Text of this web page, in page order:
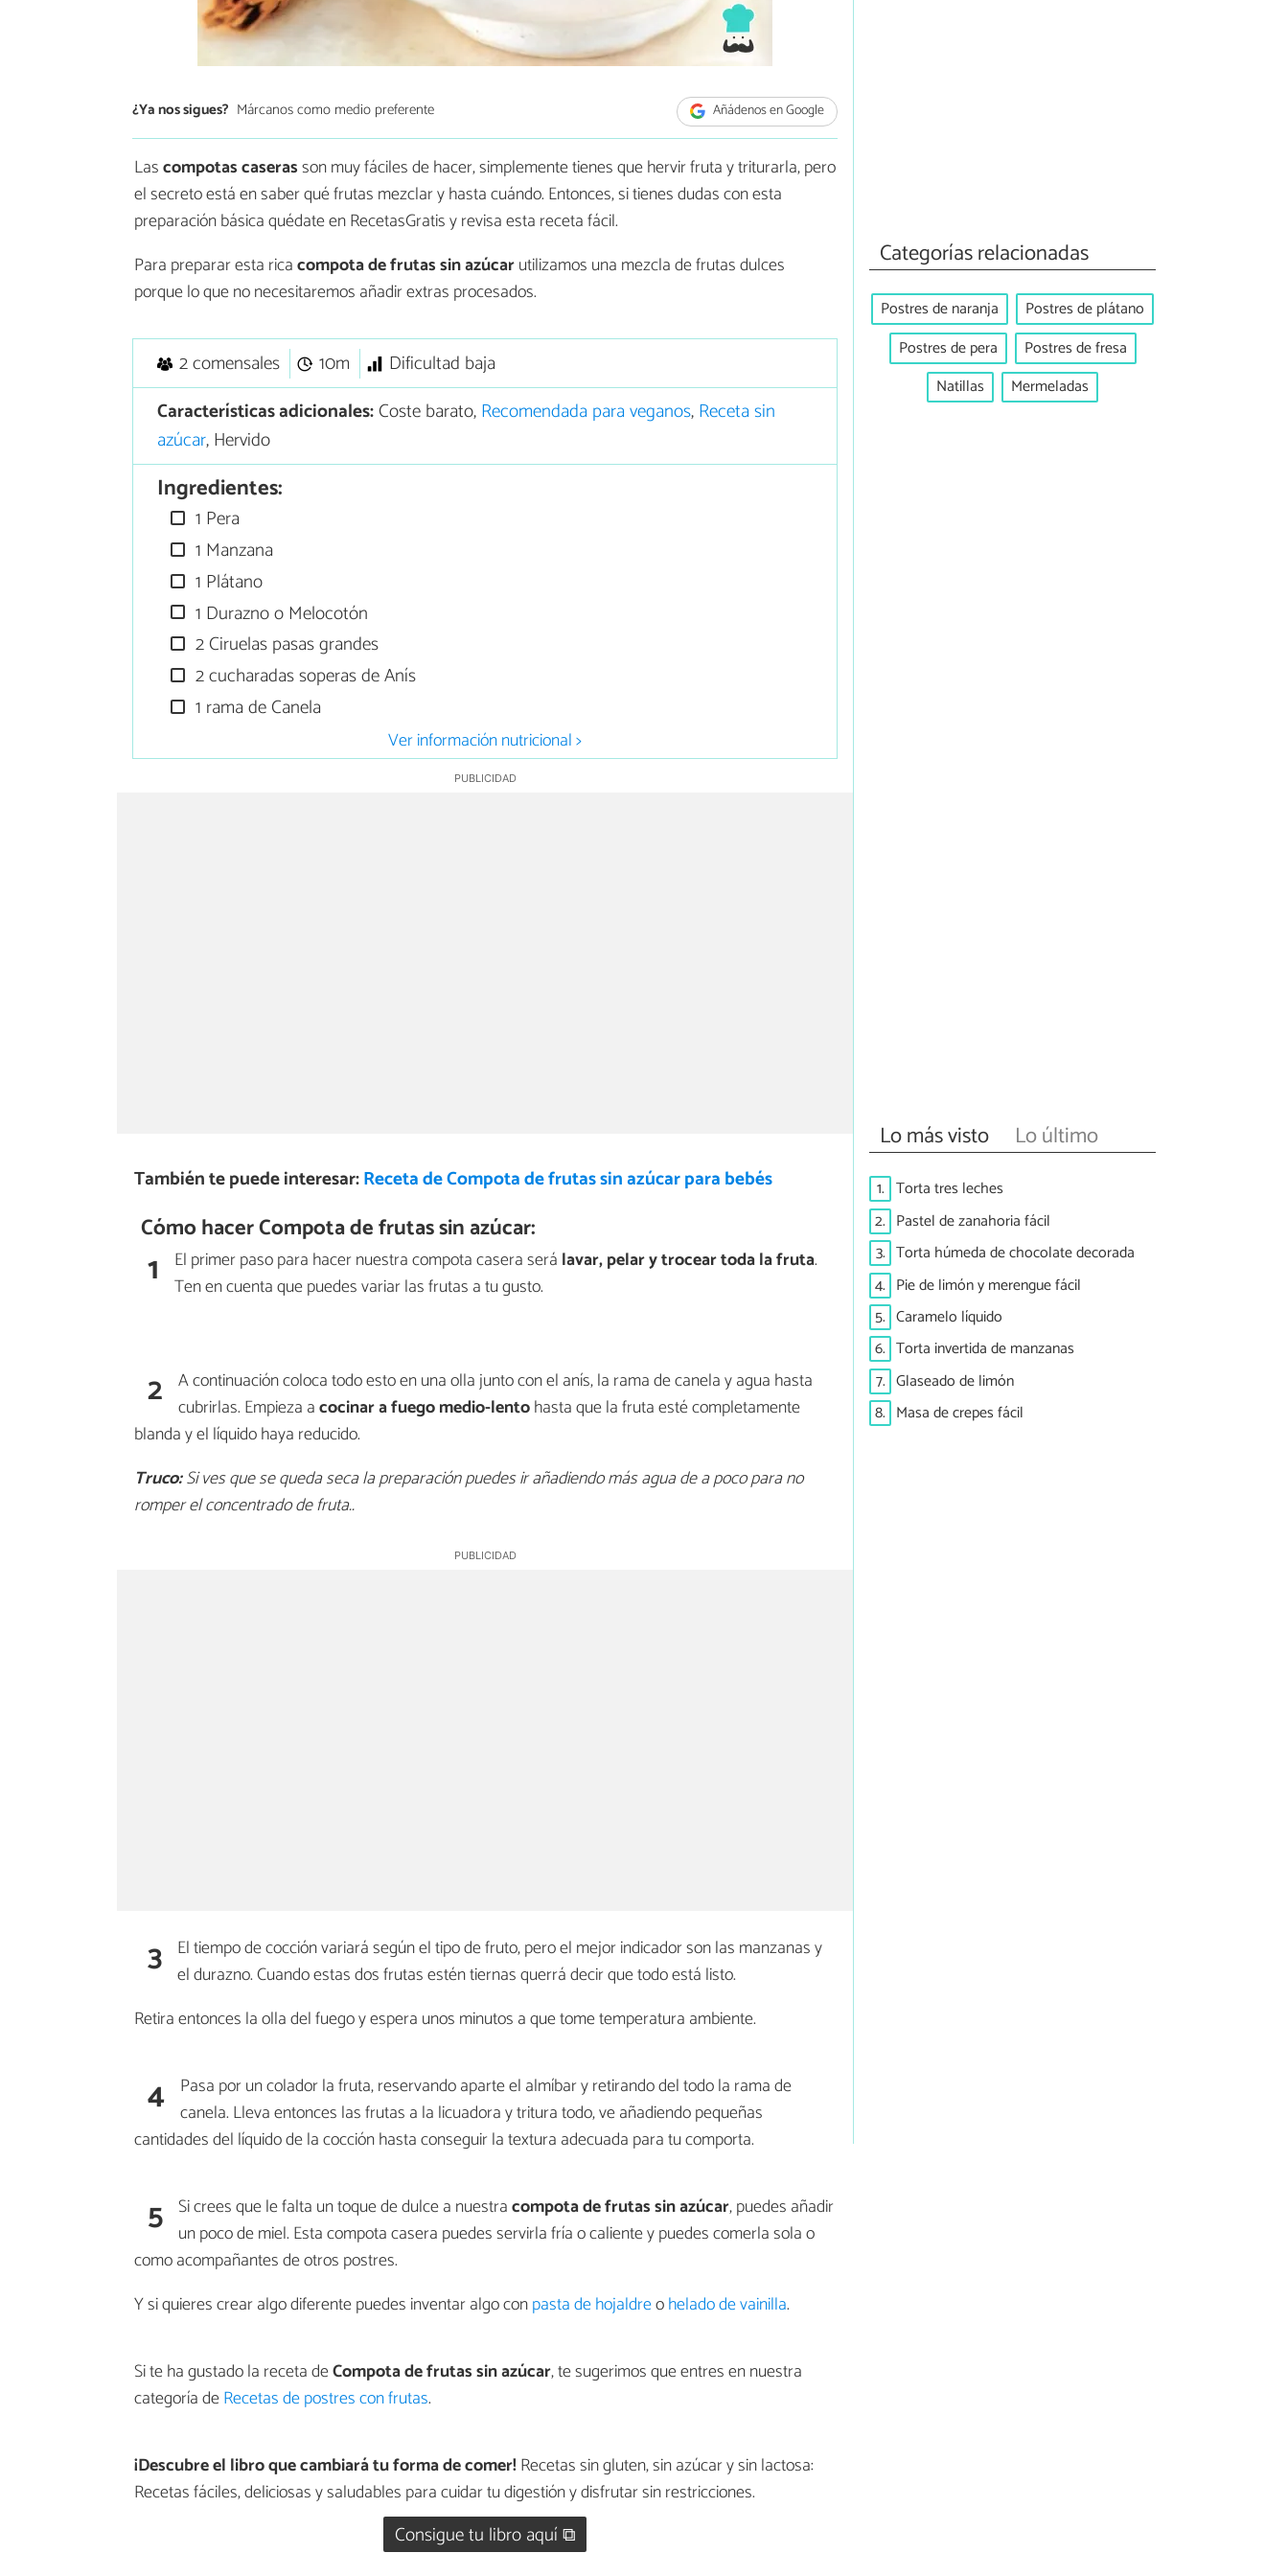
¿Ya nos sigues? Márcanos como medio preferente Añádenos en Google
Lascompotas caserasson muy fáciles de hacer, simplemente tienes que hervir fruta y triturarla, pero
el secreto está en saber qué frutas mezclar y hasta cuándo. Entonces, si tienes dudas con esta
preparación básica quédate en RecetasGratis y revisa esta receta fácil.
Para preparar esta ricacompota de frutas sin azúcarutilizamos una mezcla de frutas dulces
porque lo que no necesitaremos añadir extras procesados.
2 comensales 10m
Dificultad baja
Características adicionales:Coste barato,Recomendada para veganos,Receta sin
azúcar, Hervido
Ingredientes:
1 Pera
1 Manzana
1 Plátano
1 Durazno o Melocotón
2 Ciruelas pasas grandes
2 cucharadas soperas de Anís
1 rama de Canela
Ver información nutricional >
También te puede interesar:Receta de Compota de frutas sin azúcar para bebés
Cómo hacer Compota de frutas sin azúcar:
1 El primer paso para hacer nuestra compota casera será lavar, pelar y trocear toda la fruta.
Ten en cuenta que puedes variar las frutas a tu gusto.
2 A continuación coloca todo esto en una olla junto con el anís, la rama de canela y agua hasta
cubrirlas. Empieza acocinar a fuego medio-lentohasta que la fruta esté completamente
blanda y el líquido haya reducido.
Truco:Si ves que se queda seca la preparación puedes ir añadiendo más agua de a poco para no
romper el concentrado de fruta..
3 El tiempo de cocción variará según el tipo de fruto, pero el mejor indicador son las manzanas y
el durazno. Cuando estas dos frutas estén tiernas querrá decir que todo está listo.
Retira entonces la olla del fuego y espera unos minutos a que tome temperatura ambiente.
4 Pasa por un colador la fruta, reservando aparte el almíbar y retirando del todo la rama de
canela. Lleva entonces las frutas a la licuadora y tritura todo, ve añadiendo pequeñas
cantidades del líquido de la cocción hasta conseguir la textura adecuada para tu comporta.
5 Si crees que le falta un toque de dulce a nuestracompota de frutas sin azúcar, puedes añadir
un poco de miel. Esta compota casera puedes servirla fría o caliente y puedes comerla sola o
como acompañantes de otros postres.
Y si quieres crear algo diferente puedes inventar algo conpasta de hojaldreohelado de vainilla.
Si te ha gustado la receta deCompota de frutas sin azúcar, te sugerimos que entres en nuestra
categoría deRecetas de postres con frutas.
¡Descubre el libro que cambiará tu forma de comer!Recetas sin gluten, sin azúcar y sin lactosa:
Recetas fáciles, deliciosas y saludables para cuidar tu digestión y disfrutar sin restricciones.
Consigue tu libro aquí ⧉
Categorías relacionadas
Postres de naranja
Postres de plátano
Postres de pera
Postres de fresa
Natillas
Mermeladas
Lo más visto Lo último
1. Torta tres leches
2. Pastel de zanahoria fácil
3. Torta húmeda de chocolate decorada
4. Pie de limón y merengue fácil
5. Caramelo líquido
6. Torta invertida de manzanas
7. Glaseado de limón
8. Masa de crepes fácil